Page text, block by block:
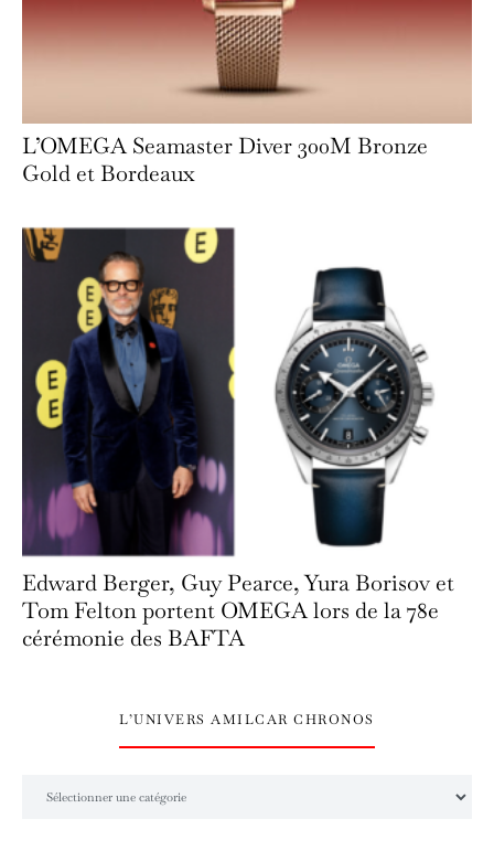
L’OMEGA Seamaster Diver 300M Bronze
Gold et Bordeaux
Edward Berger, Guy Pearce, Yura Borisov et
Tom Felton portent OMEGA lors de la 78e
cérémonie des BAFTA
L’UNIVERS AMILCAR CHRONOS